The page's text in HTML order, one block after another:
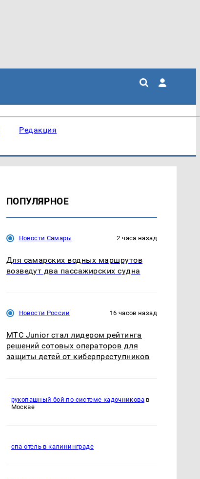
Редакция
ПОПУЛЯРНОЕ
Новости Самары 2 часа назад
Для самарских водных маршрутов
возведут два пассажирских судна
Новости России 16 часов назад
МТС Junior стал лидером рейтинга
решений сотовых операторов для
защиты детей от киберпреступников
рукопашный бой по системе кадочникова в
Москве
спа отель в калининграде